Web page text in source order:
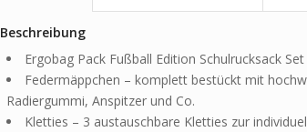
Beschreibung
Ergobag Pack Fußball Edition Schulrucksack
Federmäppchen – komplett bestückt mit
Radiergummi, Anspitzer und Co.
Kletties – 3 austauschbare Kletties zur